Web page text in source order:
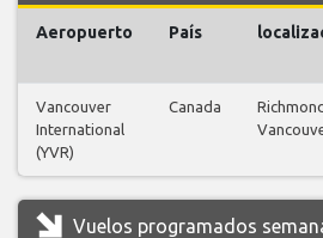
Aeropuerto País
Vancouver
International
(YVR)
Canada
Vuelos programados